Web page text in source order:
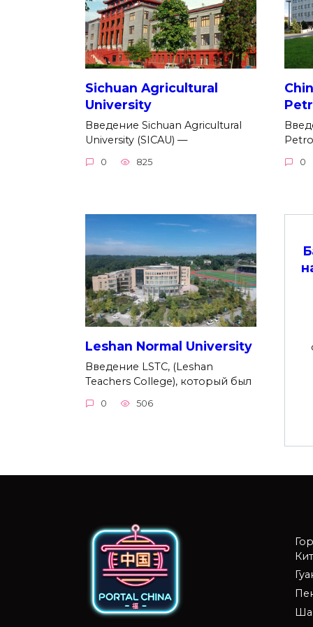
Sichuan Agricultural
University
Введение Sichuan Agricultural
University (SICAU) —
0 825 0
Leshan Normal University
Введение LSTC, (Leshan
Teachers College), который был
0 506